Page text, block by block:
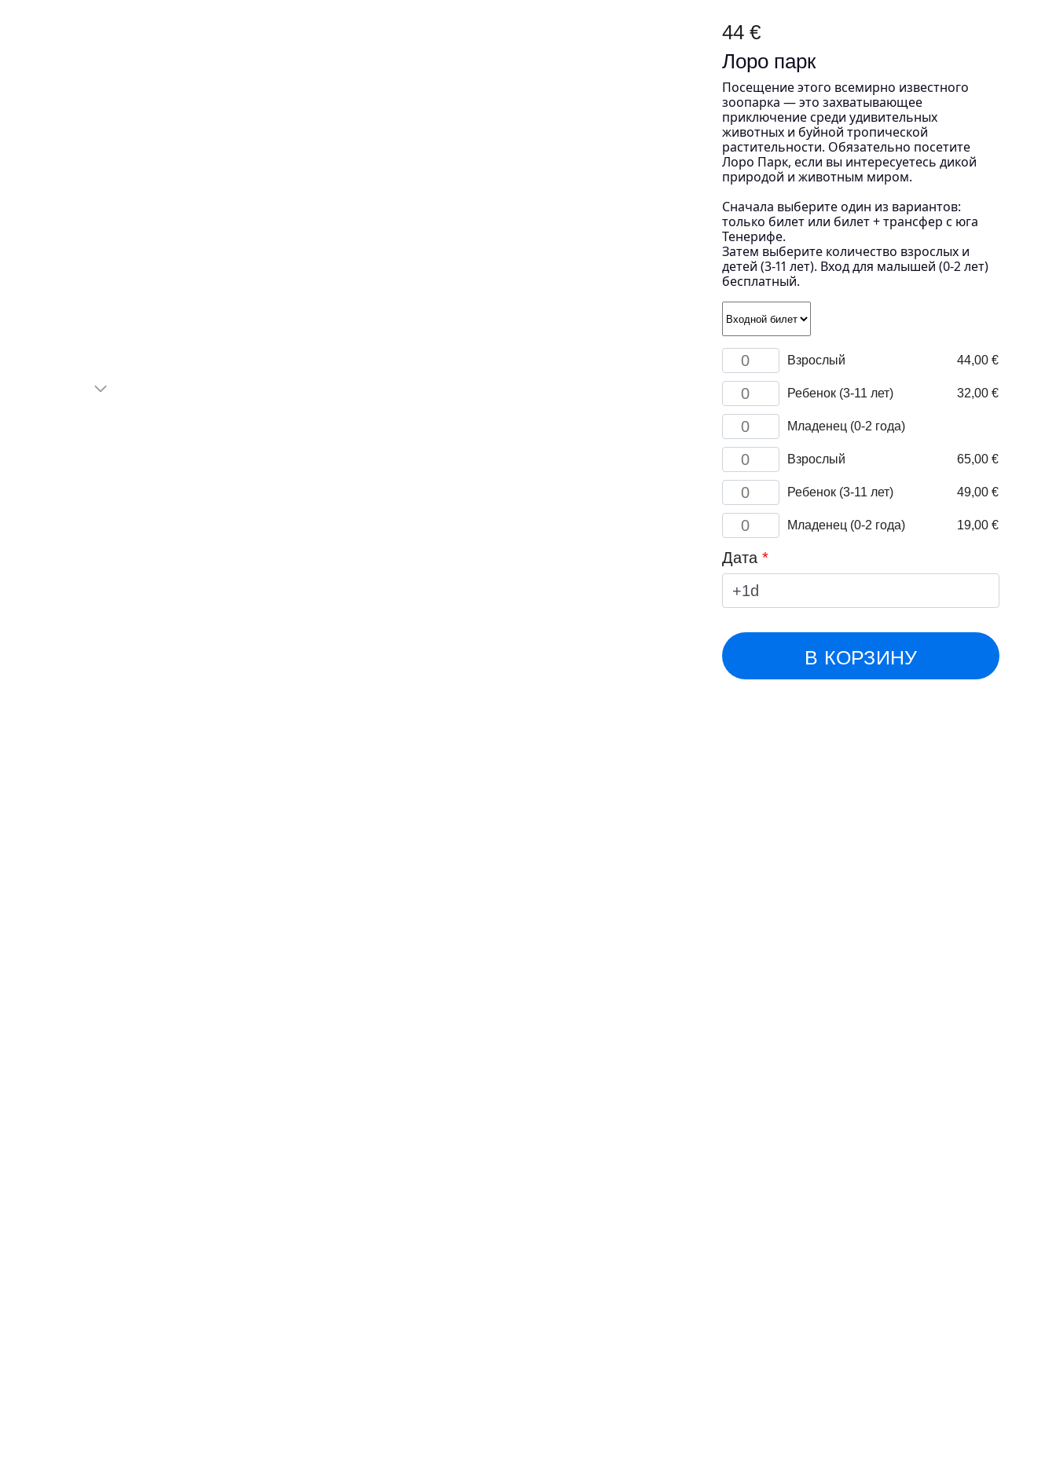
44 €
Лоро парк
Посещение этого всемирно известного
зоопарка — это захватывающее
приключение среди удивительных
животных и буйной тропической
растительности. Обязательно посетите
Лоро Парк, если вы интересуетесь дикой
природой и животным миром.
Сначала выберите один из вариантов:
только билет или билет + трансфер с юга
Тенерифе.
Затем выберите количество взрослых и
детей (3-11 лет). Вход для малышей (0-2 лет)
бесплатный.
Количество
товара
Adult
Взрослый 44,00€
Количество
товара
Child
11
years)
Ребенок (3-11 лет) 32,00€
Количество
товара
Infant
2
years)
Младенец (0-2 года)
Количество
товара
Adult
Взрослый 65,00€
Количество
товара
Child
11
years)
Ребенок (3-11 лет) 49,00€
Количество
товара
(0-
2
years)
Младенец (0-2 года) 19,00€
Дата *
В КОРЗИНУ